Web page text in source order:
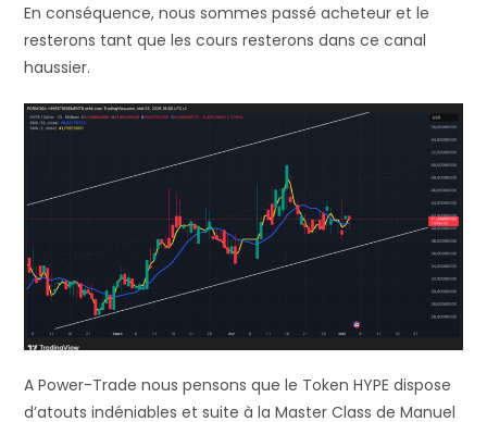
En conséquence, nous sommes passé acheteur et le
resterons tant que les cours resterons dans ce canal
haussier.
A Power-Trade nous pensons que le Token HYPE dispose
d’atouts indéniables et suite à la Master Class de Manuel